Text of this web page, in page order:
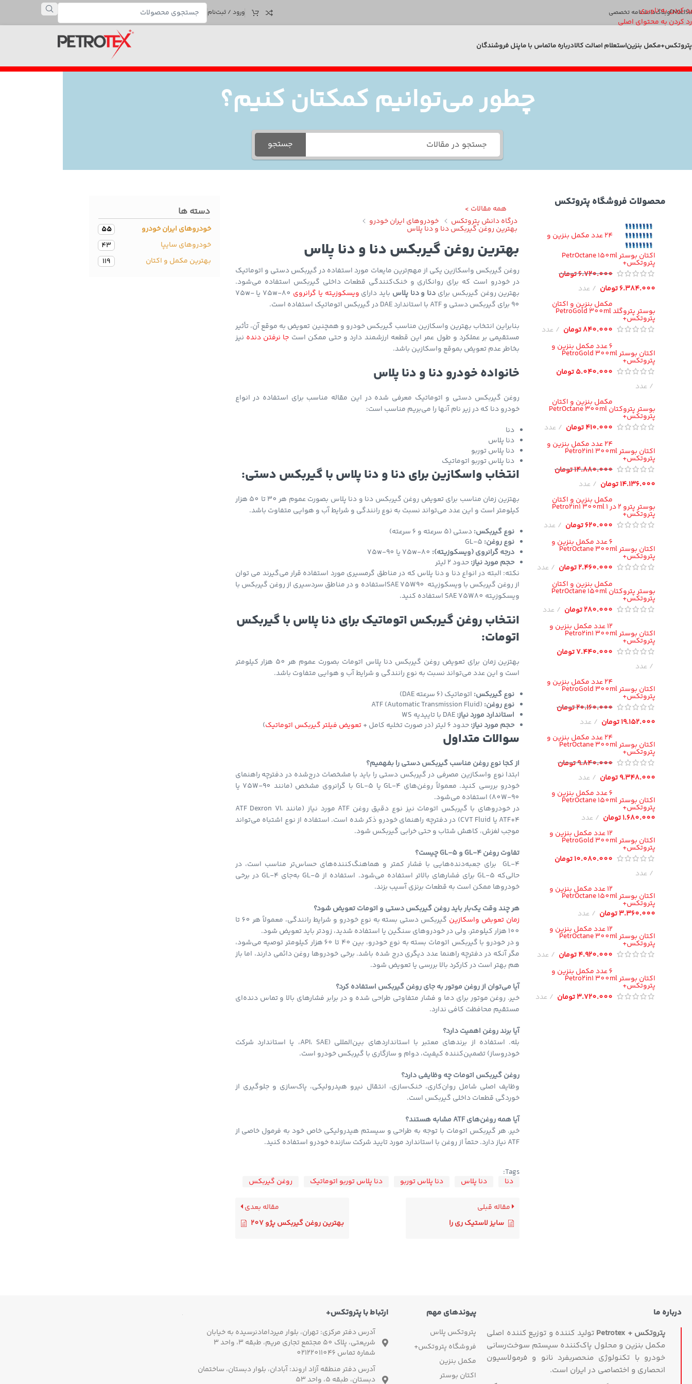
رد کردن به ناوبری
رد کردن به محتوای اصلی
ENGLISHوبلاگدانشنامه تخصصی ورود / ثبت‌نام
پتروتکس+مکمل بنزیناستعلام اصالت کالادرباره ماتماس با ماپنل فروشندگان
چطور می‌توانیم کمکتان کنیم؟
جستجو
محصولات فروشگاه پتروتکس
24 عدد مکمل بنزین و
اکتان بوستر PetrOctane 150ml
پتروتکس+
6.720.000تومان
6.384.000تومان
عدد
مکمل بنزین و اکتان
بوستر پتروگلد PetroGold 300ml
پتروتکس+
840.000تومان
عدد
6 عدد مکمل بنزین و
اکتان بوستر PetroGold 300ml
پتروتکس+
5.040.000تومان
عدد
مکمل بنزین و اکتان
بوستر پتروکتان PetrOctane 300ml
پتروتکس+
410.000تومان
عدد
24 عدد مکمل بنزین و
اکتان بوستر Petro2in1 300ml
پتروتکس+
14.880.000تومان
14.136.000تومان
عدد
مکمل بنزین و اکتان
بوستر پترو 2 در 1 Petro2in1 300ml
پتروتکس+
620.000تومان
عدد
6 عدد مکمل بنزین و
اکتان بوستر PetrOctane 300ml
پتروتکس+
2.460.000تومان
عدد
مکمل بنزین و اکتان
بوستر پتروکتان PetrOctane 150ml
پتروتکس+
280.000تومان
عدد
12 عدد مکمل بنزین و
اکتان بوستر Petro2in1 300ml
پتروتکس+
7.440.000تومان
عدد
24 عدد مکمل بنزین و
اکتان بوستر PetroGold 300ml
پتروتکس+
20.160.000تومان
19.152.000تومان
عدد
24 عدد مکمل بنزین و
اکتان بوستر PetrOctane 300ml
پتروتکس+
9.840.000تومان
9.348.000تومان
عدد
6 عدد مکمل بنزین و
اکتان بوستر PetrOctane 150ml
پتروتکس+
1.680.000تومان
عدد
12 عدد مکمل بنزین و
اکتان بوستر PetroGold 300ml
پتروتکس+
10.080.000تومان
عدد
12 عدد مکمل بنزین و
اکتان بوستر PetrOctane 150ml
پتروتکس+
3.360.000تومان
عدد
12 عدد مکمل بنزین و
اکتان بوستر PetrOctane 300ml
پتروتکس+
4.920.000تومان
عدد
6 عدد مکمل بنزین و
اکتان بوستر Petro2in1 300ml
پتروتکس+
3.720.000تومان عدد
همه مقالات >
درگاه دانش پتروتکس
خودروهای ایران خودرو
بهترین روغن گیربکس دنا و دنا پلاس
بهترین روغن گیربکس دنا و دنا پلاس
روغن گیربکس واسکازین یکی از مهم‌ترین مایعات مورد استفاده در گیربکس دستی و اتوماتیک
در خودرو است که برای روانکاری و خنک‌کنندگی قطعات داخلی گیربکس استفاده می‌شود.
بهترین روغن گیربکس برای دنا و دنا پلاس باید دارای ویسکوزیته یا گرانروی
75w-80 یا 75w-
90 برای گیربکس دستی و ATF با استاندارد DAE در گیربکس اتوماتیک استفاده است.
بنابراین انتخاب بهترین واسکازین مناسب گیربکس خودرو و همچنین تعویض به موقع آن، تأثیر
مستقیمی بر عملکرد و طول عمر این قطعه ارزشمند دارد و حتی ممکن است جا نرفتن دنده نیز
بخاطر عدم تعویض بموقع واسکازین باشد.
خانواده خودرو دنا و دنا پلاس
روغن گیربکس دستی و اتوماتیک معرفی شده در این مقاله مناسب برای استفاده در انواع
خودرو دنا که در زیر نام آنها را می‌بریم مناسب است:
دنا
دنا پلاس
دنا پلاس توربو
دنا پلاس توربو اتوماتیک
انتخاب واسکازین برای دنا و دنا پلاس با گیربکس دستی:
بهتزین زمان مناسب برای تعویض روغن گیربکس دنا و دنا پلاس بصورت عموم هر 30 تا 50 هزار
کیلومتر است و این عدد می‌تواند نسبت به نوع رانندگی و شرایط آب و هوایی متفاوت باشد.
نوع گیربکس:دستی (5 سرعته و 6 سرعته)
نوع روغن: GL-5
درجه گرانروی (ویسکوزیته): 75w-80 یا 75w-90
حجم مورد نیاز:حدود 2 لیتر
نکته: البته در انواع دنا و دنا پلاس که در مناطق گرمسیری مورد استفاده قرار می‌گیرند می توان
از روغن گیربکس با ویسکوزیته‌ SAE 75W90استفاده و در مناطق سردسیری از روغن گیربکس با
ویسکوزیته‌ SAE 75W80 استفاده کنید.
انتخاب روغن گیربکس اتوماتیک برای دنا پلاس با گیربکس
اتومات:
بهتزین زمان برای تعویض روغن گیربکس دنا پلاس اتومات بصورت عموم هر 50 هزار کیلومتر
است و این عدد می‌تواند نسبت به نوع رانندگی و شرایط آب و هوایی متفاوت باشد.
نوع گیربکس: اتوماتیک (6 سرعته DAE)
نوع روغن: ATF (Automatic Transmission Fluid)
استاندارد مورد نیاز:DAE با تاییدیه WS
حجم مورد نیاز:حدود 6 لیتر (در صورت تخلیه کامل + تعویض فیلتر گیربکس اتوماتیک)
سوالات متداول
از کجا نوع روغن مناسب گیربکس دستی را بفهمیم؟
ابتدا نوع واسکازین مصرفی در گیربکس دستی را باید با مشخصات درج‌شده در دفترچه راهنمای
خودرو بررسی کنید. معمولاً روغن‌های GL-4 یا GL-5 با گرانروی مشخص (مانند 75W-90 یا
80W-90) استفاده می‌شود.
در خودروهای با گیربکس اتومات نیز نوع دقیق روغن ATF مورد نیاز (مانند ATF Dexron VI،
ATF+4 یا CVT Fluid) در دفترچه راهنمای خودرو ذکر شده است. استفاده از نوع اشتباه می‌تواند
موجب لغزش، کاهش شتاب و حتی خرابی گیربکس شود.
تفاوت روغن GL-4 و GL-5 چیست؟
GL-4 برای جعبه‌دنده‌هایی با فشار کمتر و هماهنگ‌کننده‌های حساس‌تر مناسب است، در
حالی‌که GL-5 برای فشارهای بالاتر استفاده می‌شود. استفاده از GL-5 به‌جای GL-4 در برخی
خودروها ممکن است به قطعات برنزی آسیب بزند.
هر چند وقت یک‌بار باید روغن گیربکس دستی و اتومات تعویض شود؟
زمان تعوبض واسکازین
گیربکس دستی بسته به نوع خودرو و شرایط رانندگی، معمولاً هر 60 تا
100 هزار کیلومتر، ولی در خودروهای سنگین یا استفاده شدید، زودتر باید تعویض شود.
و در خودرو با گیربکس اتومات بسته به نوع خودرو، بین 40 تا 60 هزار کیلومتر توصیه می‌شود،
مگر آنکه در دفترچه راهنما عدد دیگری درج شده باشد. برخی خودروها روغن دائمی دارند، اما باز
هم بهتر است در کارکرد بالا بررسی یا تعویض شود.
آیا می‌توان از روغن موتور به جای روغن گیربکس استفاده کرد؟
خیر. روغن موتور برای دما و فشار متفاوتی طراحی شده و در برابر فشارهای بالا و تماس دنده‌ای
مستقیم محافظت کافی ندارد.
آیا برند روغن اهمیت دارد؟
بله. استفاده از برندهای معتبر با استانداردهای بین‌المللی (API، SAE، یا استاندارد شرکت
خودروساز) تضمین‌کننده کیفیت، دوام و سازگاری با گیربکس خودرو است.
روغن گیربکس اتومات چه وظایفی دارد؟
وظایف اصلی شامل روان‌کاری، خنک‌سازی، انتقال نیرو هیدرولیکی، پاک‌سازی و جلوگیری از
خوردگی قطعات داخلی گیربکس است.
آیا همه روغن‌های ATF مشابه هستند؟
خیر. هر گیربکس اتومات با توجه به طراحی و سیستم هیدرولیکی خاص خود به فرمول خاصی از
ATF نیاز دارد. حتماً از روغن با استاندارد مورد تایید شرکت سازنده خودرو استفاده کنید.
Tags:
دنا
دنا پلاس دنا پلاس توربو دنا پلاس توربو اتوماتیک روغن گیربکس
مقاله قبلی
سایز لاستیک ری را
مقاله بعدی
بهترین روغن گیربکس پژو 207
دسته ها
خودروهای ایران خودرو
55
خودروهای سایپا
43
بهترین مکمل و اکتان
119
درباره ما
پتروتکس + Petrotex
تولید کننده و توزیع کننده اصلی
مکمل بنزین و محلول پاک‌کننده سیستم سوخت‌رسانی
خودرو با تکنولوژی منحصربفرد نانو و فرمولاسیون
انحصاری و اختصاصی در ایران است.
پیوندهای مهم
پتروتکس پلاس
فروشگاه پتروتکس+
مکمل بنزین
اکتان بوستر
ارتباط با پتروتکس+
آدرس دفتر مرکزی: تهران، بلوار میردامادنرسیده به خیابان
شریعتی، پلاک 50 مجتمع تجاری مریم، طبقه 3، واحد 3
شماره تماس 02122011046
آدرس دفتر منطقه آزاد اروند: آبادان، بلوار دبستان، ساختمان
دبستان، طبقه 5، واحد 53